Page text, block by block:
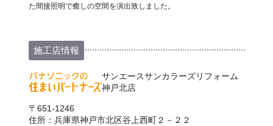
た間接照明で癒しの空間を演出致しました。
施工店情報
サンエースサンカラーズリフォーム
神戸北店
〒651-1246
住所：兵庫県神戸市北区谷上西町２－２２